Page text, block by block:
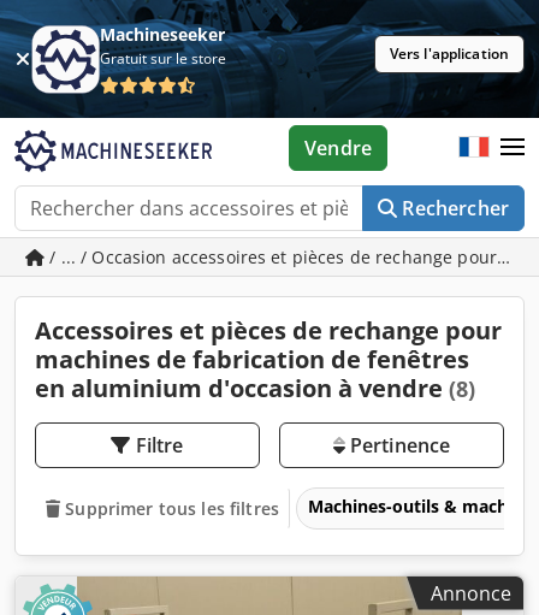
Machineseeker
Gratuit sur le store Vers l'application
Rechercher
Vendre
/ ... / Occasion accessoires et pièces de rechange pour
Accessoires et pièces de rechange pour
machines de fabrication de fenêtres
en aluminium d'occasion à vendre (8)
Filtre Pertinence
Supprimer tous les filtres Machines-outils &
Annonce